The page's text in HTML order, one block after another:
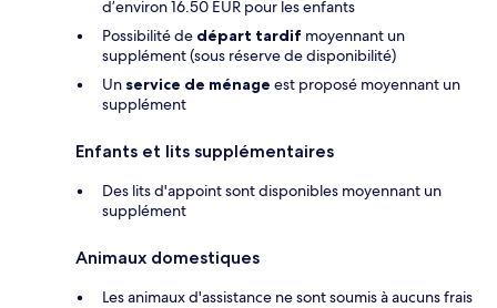
d’environ 16.50 EUR pour les enfants
Possibilité de départ tardif moyennant un
supplément (sous réserve de disponibilité)
Un service de ménage est proposé moyennant un
supplément
Enfants et lits supplémentaires
Des lits d'appoint sont disponibles moyennant un
supplément
Animaux domestiques
Les animaux d'assistance ne sont soumis à aucuns frais